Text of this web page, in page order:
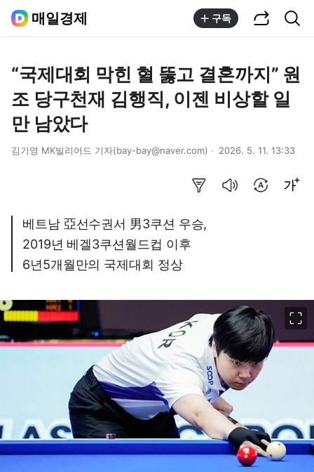
매일경제 구독
“국제대회 막힌 혈 뚫고 결혼까지” 원
조 당구천재 김행직, 이젠 비상할 일
만 남았다
김기영 MK빌리어드 기자(bay-bay@naver.com) 2026. 5. 11. 13:33
베트남 亞선수권서 男3쿠션 우승,
2019년 베겔3쿠션월드컵 이후
6년5개월만의 국제대회 정상